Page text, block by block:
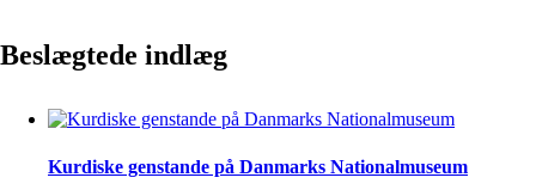
Beslægtede indlæg
Kurdiske genstande på Danmarks Nationalmuseum